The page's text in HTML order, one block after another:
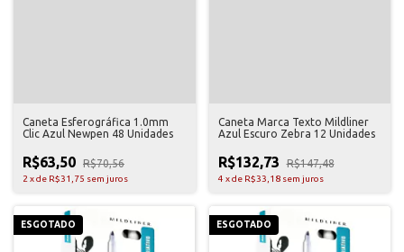
Caneta Esferográfica 1.0mm
Clic Azul Newpen 48 Unidades
R$63,50 R$70,56
2 xde R$31,75 sem juros
Caneta Marca Texto Mildliner
Azul Escuro Zebra 12 Unidades
R$132,73 R$147,48
4 xde R$33,18 sem juros
ESGOTADO ESGOTADO